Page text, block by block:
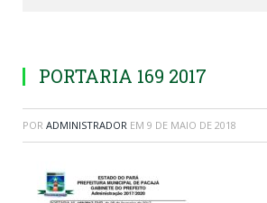
PORTARIA 169 2017
POR ADMINISTRADOR EM 9 DE MAIO DE 2018